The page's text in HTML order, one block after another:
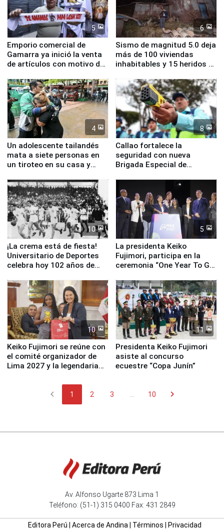
5
Emporio comercial de
Gamarra ya inició la venta
de artículos con motivo de
6
Sismo de magnitud 5.0 deja
más de 100 viviendas
inhabitables y 15 heridos en
4
Un adolescente tailandés
mata a siete personas en
un tiroteo en su casa y
8
Callao fortalece la
seguridad con nueva
Brigada Especial de
equipamiento para
Serenazgo
10
¡La crema está de fiesta!
Universitario de Deportes
celebra hoy 102 años de
5
La presidenta Keiko
Fujimori, participa en la
ceremonia “One Year To Go
10
Keiko Fujimori se reúne con
el comité organizador de
Lima 2027 y la legendaria
11
Presidenta Keiko Fujimori
asiste al concurso
ecuestre “Copa Junín”
chevron_left 1 2 3 10 chevron_right
Av. Alfonso Ugarte 873 Lima 1
Teléfono: (51-1) 315 0400 Fax: 431 2849
Editora Perú | Acerca de Andina | Términos | Privacidad